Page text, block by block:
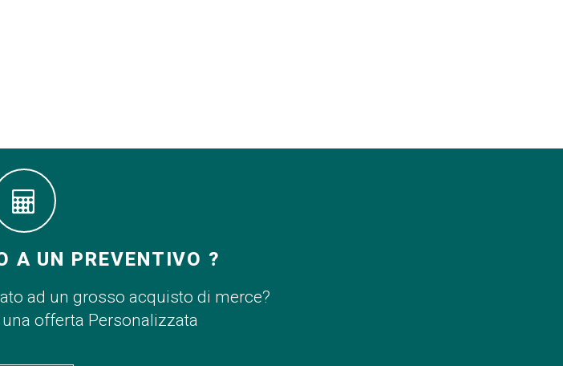
A UN PREVENTIVO ?
ad un grosso acquisto di merce?
offerta Personalizzata